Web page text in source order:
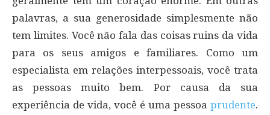
palavras, a sua generosidade simplesmente não
tem limites. Você não fala das coisas ruins da vida
para os seus amigos e familiares. Como um
especialista em relações interpessoais, você trata
as pessoas muito bem. Por causa da sua
experiência de vida, você é uma pessoa prudente.